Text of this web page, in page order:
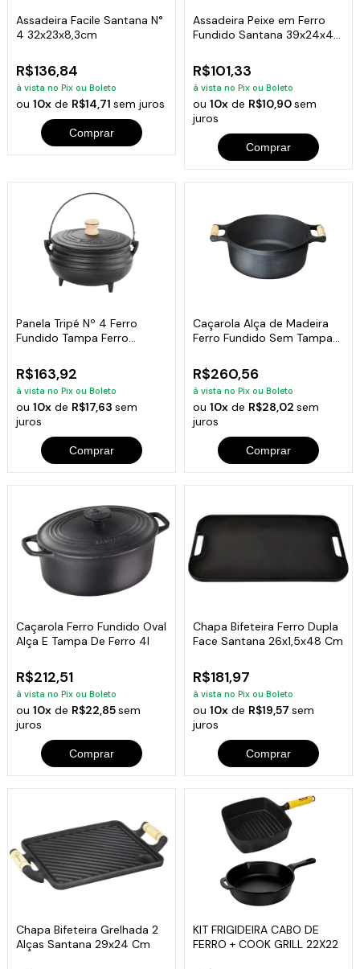
Assadeira Facile Santana N°
4 32x23x8,3cm
R$136,84
à vista no Pix ou Boleto
ou10x de R$14,71sem juros
Comprar
Assadeira Peixe em Ferro
Fundido Santana 39x24x4
R$101,33
à vista no Pix ou Boleto
ou 10xde R$10,90sem
juros
Comprar
Panela Tripé Nº 4 Ferro
Fundido Tampa Ferro
R$163,92
à vista no Pix ou Boleto
ou10x de R$17,63sem
juros
Comprar
Caçarola Alça de Madeira
Ferro Fundido Sem Tampa
R$260,56
à vista no Pix ou Boleto
ou 10xde R$28,02 sem
juros
Comprar
Caçarola Ferro Fundido Oval
Alça E Tampa De Ferro 4l
R$212,51
à vista no Pix ou Boleto
ou10x de R$22,85sem
juros
Comprar
Chapa Bifeteira Ferro Dupla
Face Santana 26x1,5x48 Cm
R$181,97
à vista no Pix ou Boleto
ou 10xde R$19,57 sem
juros
Comprar
Chapa Bifeteira Grelhada 2
Alças Santana 29x24 Cm
KIT FRIGIDEIRA CABO DE
FERRO + COOK GRILL 22X22